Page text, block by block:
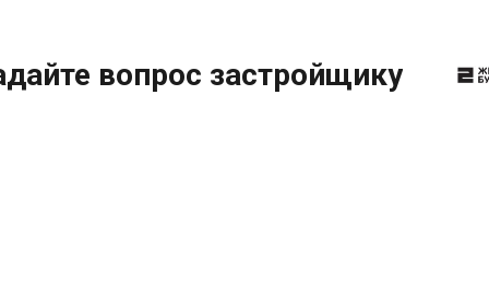
вопрос застройщику